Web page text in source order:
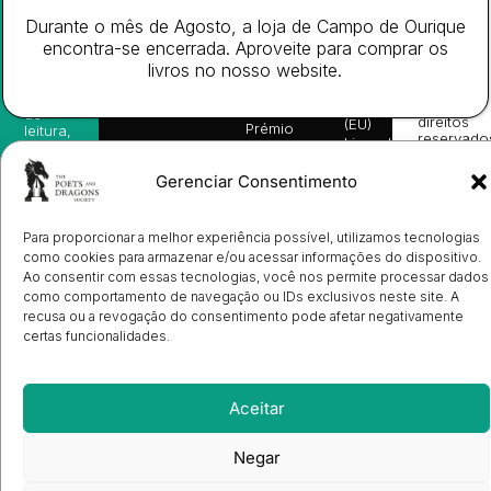
Gerenciar Consentimento
Para proporcionar a melhor experiência possível, utilizamos tecnologias
como cookies para armazenar e/ou acessar informações do dispositivo.
Ao consentir com essas tecnologias, você nos permite processar dados
como comportamento de navegação ou IDs exclusivos neste site. A
recusa ou a revogação do consentimento pode afetar negativamente
certas funcionalidades.
Aceitar
Negar
info@poetsandragons.com
Infantil
Adulto
Bookshop
Editora
Books
in
English
Prémio
Ulysses
Nós
Manuscritos
Candidatura
de
Ilustradores
Registo
de
Venda
Política de
privacidade
(EU)
Livro de
Eletrónico
e
receba
de
leitura,
novidades
sobre
lançamentos,
vantagens
e
avisos
diretamente
no seu
e-mail.
Subscrever
On
Labs
©
direitos
Durante o mês de Agosto, a loja de Campo de Ourique
encontra-se encerrada. Aproveite para comprar os
livros no nosso website.